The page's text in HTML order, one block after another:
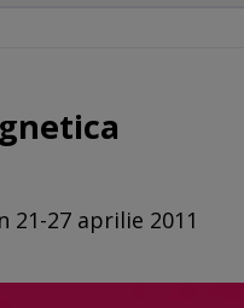
21-27 aprilie 2011